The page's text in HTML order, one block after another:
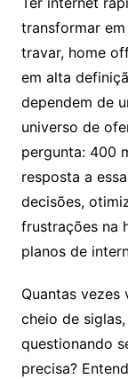
transformar
travar, home
em alta
dependem de
universo de
pergunta: 400
resposta a
decisões,
frustrações na
planos de
Quantas
cheio de
questionando
precisa?